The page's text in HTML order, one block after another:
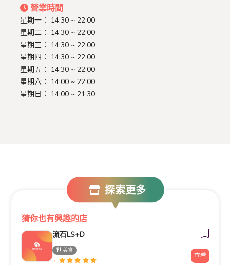
營業時間
星期一： 14:30 ~ 22:00
星期二： 14:30 ~ 22:00
星期三： 14:30 ~ 22:00
星期四： 14:30 ~ 22:00
星期五： 14:30 ~ 22:00
星期六： 14:00 ~ 22:00
星期日： 14:00 ~ 21:30
探索更多
猜你也有興趣的店
流石LS+D
美食
5
查看